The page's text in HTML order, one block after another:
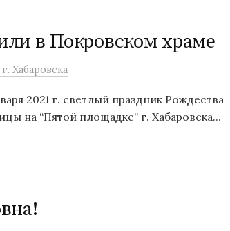
в Покровском храме
Хабаровска
2021 г. светлый праздник Рождества
на “Пятой площадке” г. Хабаровска...